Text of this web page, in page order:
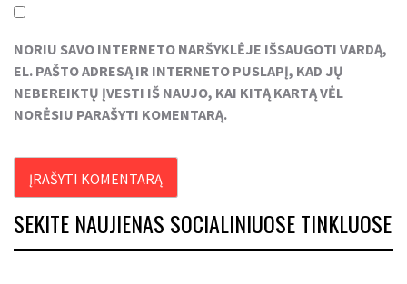
NORIU SAVO INTERNETO NARŠYKLĖJE IŠSAUGOTI VARDĄ,
EL. PAŠTO ADRESĄ IR INTERNETO PUSLAPĮ, KAD JŲ
NEBEREIKTŲ ĮVESTI IŠ NAUJO, KAI KITĄ KARTĄ VĖL
NORĖSIU PARAŠYTI KOMENTARĄ.
SEKITE NAUJIENAS SOCIALINIUOSE TINKLUOSE